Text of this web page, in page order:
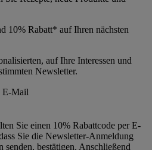
10% Rabatt* auf Ihren nächsten
auf Ihre Interessen und
Newsletter.
E-Mail
Sie einen 10% Rabattcode per E-
Sie die Newsletter-Anmeldung
bestätigen. Anschließend